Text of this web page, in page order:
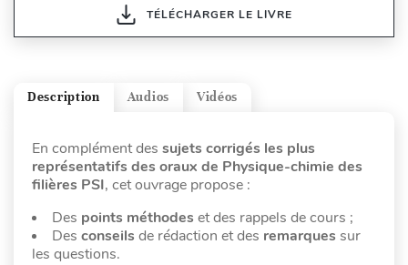
TÉLÉCHARGER LE LIVRE
Vidéos
Audios
Description
En complément des sujets corrigés les plus
représentatifs des oraux de Physique-chimie des
filières PSI, cet ouvrage propose :
Des points méthodes et des rappels de cours ;
Des conseils de rédaction et des remarques sur
les questions.